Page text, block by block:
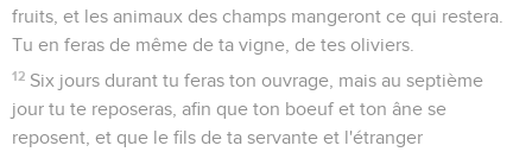
fruits, et les animaux des champs mangeront ce qui restera.
Tu en feras de même de ta vigne, de tes oliviers.
12 Six jours durant tu feras ton ouvrage, mais au septième
jour tu te reposeras, afin que ton boeuf et ton âne se
reposent, et que le fils de ta servante et l'étranger